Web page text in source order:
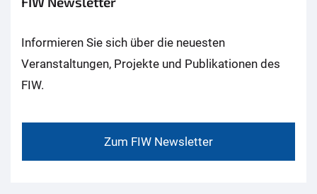
Informieren Sie sich über die neuesten
Veranstaltungen, Projekte und Publikationen des
FIW.
Zum FIW Newsletter